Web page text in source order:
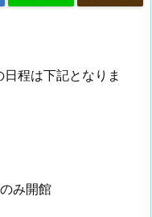
程は下記となりま
み開館